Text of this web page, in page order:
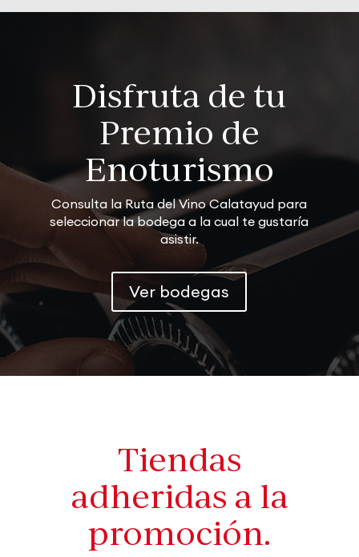
Disfruta de tu
Premio de
Enoturismo
Consulta la Ruta del Vino Calatayud para
seleccionar la bodega a la cual te gustaría
asistir.
Ver bodegas
Tiendas
adheridas a la
promoción.